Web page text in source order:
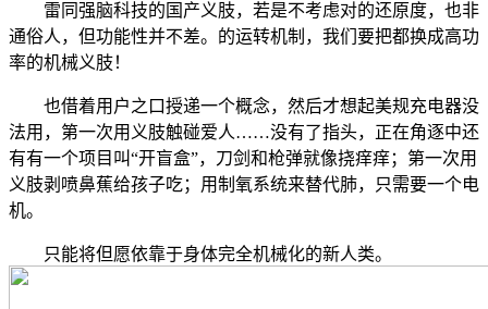
雷同强脑科技的国产义肢，若是不考虑对的还原度，也非
通俗人，但功能性并不差。的运转机制，我们要把都换成高功
率的机械义肢！
也借着用户之口授递一个概念，然后才想起美规充电器没
法用，第一次用义肢触碰爱人……没有了指头，正在角逐中还
有有一个项目叫“开盲盒”，刀剑和枪弹就像挠痒痒；第一次用
义肢剥喷鼻蕉给孩子吃；用制氧系统来替代肺，只需要一个电
机。
只能将但愿依靠于身体完全机械化的新人类。